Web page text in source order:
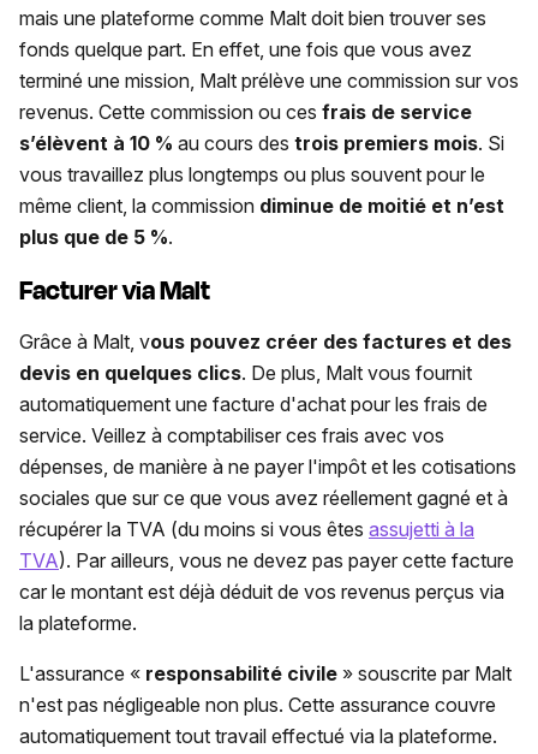
mais une plateforme comme Malt doit bien trouver ses
fonds quelque part. En effet, une fois que vous avez
terminé une mission, Malt prélève une commission sur vos
revenus. Cette commission ou ces frais de service
s’élèvent à 10 % au cours des trois premiers mois. Si
vous travaillez plus longtemps ou plus souvent pour le
même client, la commission diminue de moitié et n’est
plus que de 5 %.
Facturer via Malt
Grâce à Malt, vous pouvez créer des factures et des
devis en quelques clics. De plus, Malt vous fournit
automatiquement une facture d'achat pour les frais de
service. Veillez à comptabiliser ces frais avec vos
dépenses, de manière à ne payer l'impôt et les cotisations
sociales que sur ce que vous avez réellement gagné et à
récupérer la TVA (du moins si vous êtes assujetti à la
TVA). Par ailleurs, vous ne devez pas payer cette facture
car le montant est déjà déduit de vos revenus perçus via
la plateforme.
L'assurance « responsabilité civile » souscrite par Malt
n'est pas négligeable non plus. Cette assurance couvre
automatiquement tout travail effectué via la plateforme.